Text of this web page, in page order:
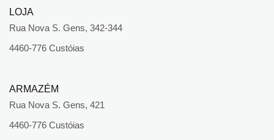
LOJA
Rua Nova S. Gens, 342-344
4460-776 Custóias
ARMAZÉM
Rua Nova S. Gens, 421
4460-776 Custóias